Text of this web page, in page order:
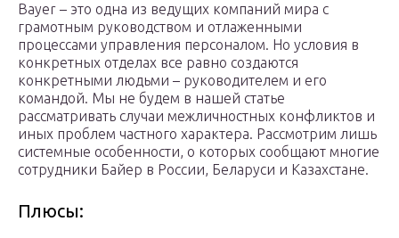
Bayer – это одна из ведущих компаний мира с
грамотным руководством и отлаженными
процессами управления персоналом. Но условия в
конкретных отделах все равно создаются
конкретными людьми – руководителем и его
командой. Мы не будем в нашей статье
рассматривать случаи межличностных конфликтов и
иных проблем частного характера. Рассмотрим лишь
системные особенности, о которых сообщают многие
сотрудники Байер в России, Беларуси и Казахстане.
Плюсы: